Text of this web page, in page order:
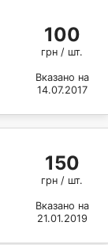
100
грн / шт.
Вказано на
14.07.2017
150
грн / шт.
Вказано на
21.01.2019